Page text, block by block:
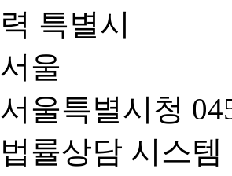
서울특별시청
법률상담 시스